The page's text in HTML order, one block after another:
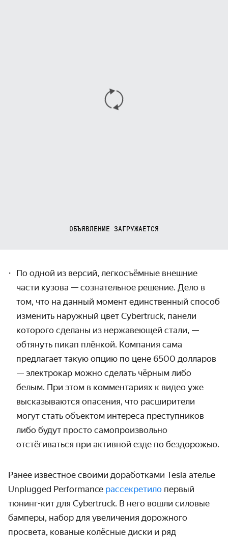
ОБЪЯВЛЕНИЕ ЗАГРУЖАЕТСЯ
По одной из версий, легкосъёмные внешние
части кузова — сознательное решение. Дело в
том, что на данный момент единственный способ
изменить наружный цвет Cybertruck, панели
которого сделаны из нержавеющей стали, —
обтянуть пикап плёнкой. Компания сама
предлагает такую опцию по цене 6500 долларов
— электрокар можно сделать чёрным либо
белым. При этом в комментариях к видео уже
высказываются опасения, что расширители
могут стать объектом интереса преступников
либо будут просто самопроизвольно
отстёгиваться при активной езде по бездорожью.
Ранее известное своими доработками Tesla ателье
Unplugged Performance рассекретило первый
тюнинг-кит для Cybertruck. В него вошли силовые
бамперы, набор для увеличения дорожного
просвета, кованые колёсные диски и ряд